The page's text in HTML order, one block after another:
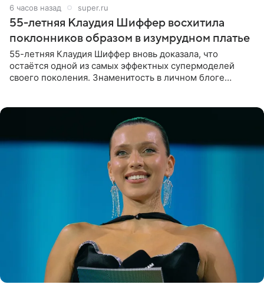
6 часов назад super.ru
55-летняя Клаудия Шиффер восхитила
поклонников образом в изумрудном платье
55-летняя Клаудия Шиффер вновь доказала, что
остаётся одной из самых эффектных супермоделей
своего поколения. Знаменитость в личном блоге